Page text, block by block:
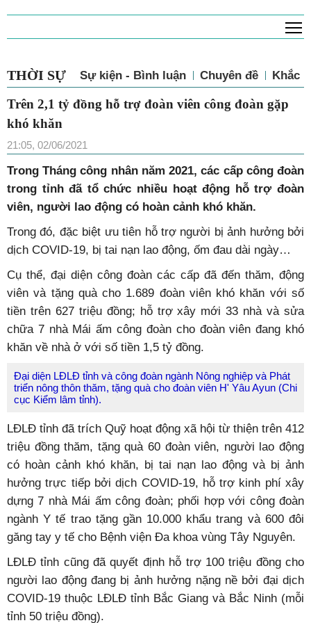
THỜI SỰ Sự kiện - Bình luận Chuyên đề Khắc
Trên 2,1 tỷ đồng hỗ trợ đoàn viên công đoàn gặp
khó khăn
21:05, 02/06/2021
Trong Tháng công nhân năm 2021, các cấp công đoàn
trong tỉnh đã tổ chức nhiều hoạt động hỗ trợ đoàn
viên, người lao động có hoàn cảnh khó khăn.
Trong đó, đặc biệt ưu tiên hỗ trợ người bị ảnh hưởng bởi
dịch COVID-19, bị tai nạn lao động, ốm đau dài ngày…
Cụ thể, đại diện công đoàn các cấp đã đến thăm, động
viên và tặng quà cho 1.689 đoàn viên khó khăn với số
tiền trên 627 triệu đồng; hỗ trợ xây mới 33 nhà và sửa
chữa 7 nhà Mái ấm công đoàn cho đoàn viên đang khó
khăn về nhà ở với số tiền 1,5 tỷ đồng.
Đại diện LĐLĐ tỉnh và công đoàn ngành Nông nghiệp và Phát
triển nông thôn thăm, tặng quà cho đoàn viên H' Yâu Ayun (Chi
cục Kiểm lâm tỉnh).
LĐLĐ tỉnh đã trích Quỹ hoạt động xã hội từ thiện trên 412
triệu đồng thăm, tặng quà 60 đoàn viên, người lao động
có hoàn cảnh khó khăn, bị tai nạn lao động và bị ảnh
hưởng trực tiếp bởi dịch COVID-19, hỗ trợ kinh phí xây
dựng 7 nhà Mái ấm công đoàn; phối hợp với công đoàn
ngành Y tế trao tặng gần 10.000 khẩu trang và 600 đôi
găng tay y tế cho Bệnh viện Đa khoa vùng Tây Nguyên.
LĐLĐ tỉnh cũng đã quyết định hỗ trợ 100 triệu đồng cho
người lao động đang bị ảnh hưởng nặng nề bởi đại dịch
COVID-19 thuộc LĐLĐ tỉnh Bắc Giang và Bắc Ninh (mỗi
tỉnh 50 triệu đồng).